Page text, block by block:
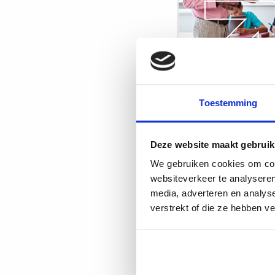
Toestemming
Deze website maakt
We gebruiken cookies om
websiteverkeer te
media, adverteren en
verstrekt of die ze hebben
in
elke
klas
Lees
meer
Onderwijs
leren
geven
met